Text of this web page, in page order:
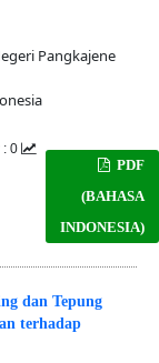
Pangkajene
PDF
(BAHASA
INDONESIA)
: 0
dan Tepung
terhadap